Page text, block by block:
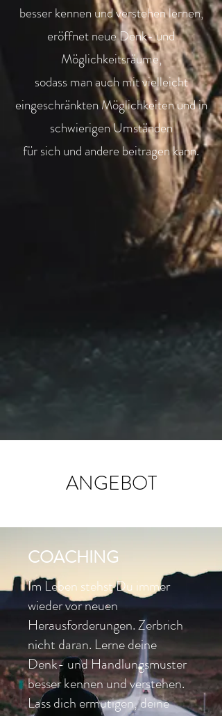
besser kennen und verstehen lernen,
eröffnet neue Denk- und
Möglichkeitsräume,
sodass man auch mit vielleicht
eingeschränkten Möglichkeiten und in
schwierigen Umständen
für sich und andere beitragen kann.
ANGEBOT
COACHING
Im Leben stehst Du immer
wieder vor neuen
Herausforderungen. Zerbrich
nicht daran. Lerne deine
Denk- und Handlungsmuster
besser kennen und verstehen.
Lass dich ermutigen, deine